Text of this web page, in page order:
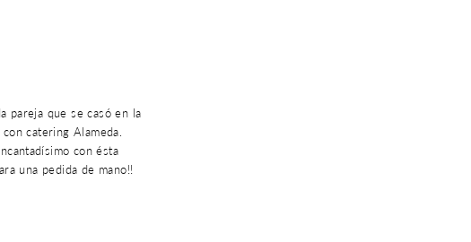
pareja que se casó en la
catering Alameda.
con ésta
una pedida de mano!!